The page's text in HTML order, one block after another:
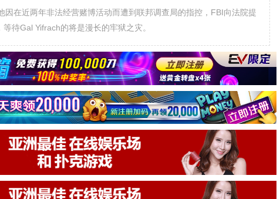
因在近两年非法经营赌博活动而遭到联邦调查局的指控，FBI向法院提
待Gal Yifrach的将是漫长的牢狱之灾。